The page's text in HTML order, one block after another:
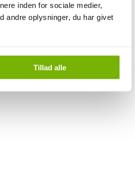
inden for sociale medier,
andre oplysninger, du har givet
Tillad alle